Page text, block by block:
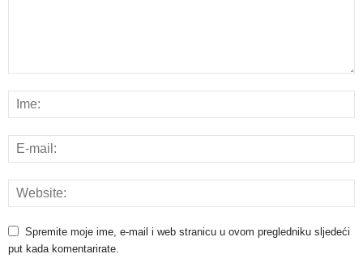
Spremite moje ime, e-mail i web stranicu u ovom pregledniku sljedeći
put kada komentarirate.